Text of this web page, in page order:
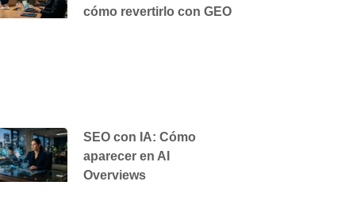
cómo revertirlo con GEO
SEO con IA: Cómo
aparecer en AI
Overviews